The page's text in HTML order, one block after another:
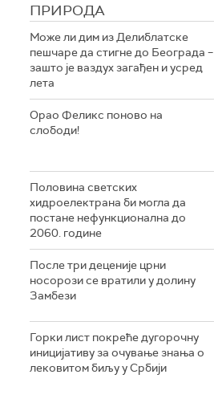
ПРИРОДА
Може ли дим из Делиблатске
пешчаре да стигне до Београда –
зашто је ваздух загађен и усред
лета
Орао Феликс поново на
слободи!
Половина светских
хидроелектрана би могла да
постане нефункционална до
2060. године
После три деценије црни
носорози се вратили у долину
Замбези
Горки лист покреће дугорочну
иницијативу за очување знања о
лековитом биљу у Србији